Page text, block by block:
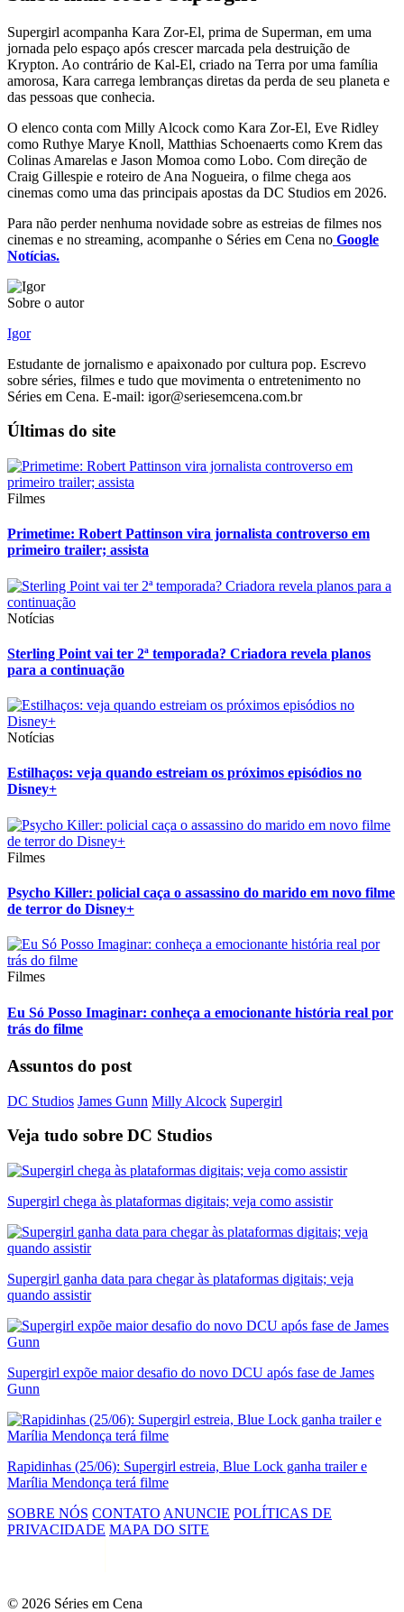
Supergirl acompanha Kara Zor-El, prima de Superman, em uma
jornada pelo espaço após crescer marcada pela destruição de
Krypton. Ao contrário de Kal-El, criado na Terra por uma família
amorosa, Kara carrega lembranças diretas da perda de seu planeta e
das pessoas que conhecia.
O elenco conta com Milly Alcock como Kara Zor-El, Eve Ridley
como Ruthye Marye Knoll, Matthias Schoenaerts como Krem das
Colinas Amarelas e Jason Momoa como Lobo. Com direção de
Craig Gillespie e roteiro de Ana Nogueira, o filme chega aos
cinemas como uma das principais apostas da DC Studios em 2026.
Para não perder nenhuma novidade sobre as estreias de filmes nos
cinemas e no streaming, acompanhe o Séries em Cena no Google
Notícias.
Sobre o autor
Igor
Estudante de jornalismo e apaixonado por cultura pop. Escrevo
sobre séries, filmes e tudo que movimenta o entretenimento no
Séries em Cena. E-mail: igor@seriesemcena.com.br
Últimas do site
Filmes
Primetime: Robert Pattinson vira jornalista controverso em
primeiro trailer; assista
Notícias
Sterling Point vai ter 2ª temporada? Criadora revela planos
para a continuação
Notícias
Estilhaços: veja quando estreiam os próximos episódios no
Disney+
Filmes
Psycho Killer: policial caça o assassino do marido em novo filme
de terror do Disney+
Filmes
Eu Só Posso Imaginar: conheça a emocionante história real por
trás do filme
Assuntos do post
DC Studios James Gunn Milly Alcock Supergirl
Veja tudo sobre DC Studios
Supergirl chega às plataformas digitais; veja como assistir
Supergirl ganha data para chegar às plataformas digitais; veja
quando assistir
Supergirl expõe maior desafio do novo DCU após fase de James
Gunn
Rapidinhas (25/06): Supergirl estreia, Blue Lock ganha trailer e
Marília Mendonça terá filme
SOBRE NÓS CONTATO ANUNCIE POLÍTICAS DE
PRIVACIDADE MAPA DO SITE
© 2026 Séries em Cena